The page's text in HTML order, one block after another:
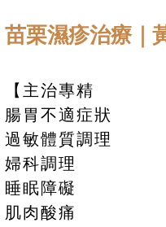
苗栗濕疹治療｜
【主治專精
腸胃不適症狀
過敏體質調理
婦科調理
睡眠障礙
肌肉酸痛